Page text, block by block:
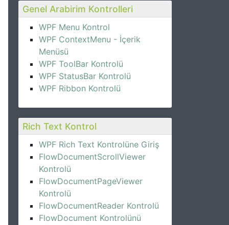
Genel Arabirim Kontrolleri
WPF Menu Kontrol
WPF ContextMenu - İçerik
Menüsü
WPF ToolBar Kontrolü
WPF StatusBar Kontrolü
WPF Ribbon Kontrolü
Rich Text Kontrol
WPF Rich Text Kontrolüne Giriş
FlowDocumentScrollViewer
Kontrolü
FlowDocumentPageViewer
Kontrolü
FlowDocumentReader Kontrolü
FlowDocument Kontrolünü